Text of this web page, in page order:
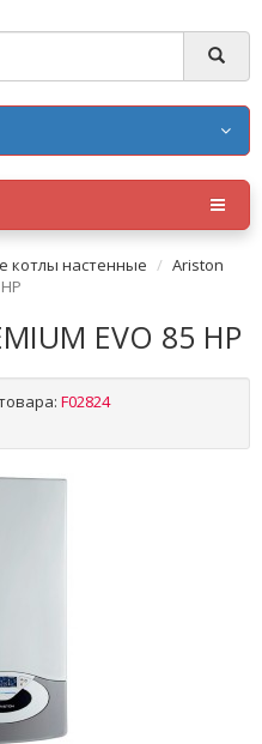
котлы настенные
Ariston
EVO 85 HP
F02824